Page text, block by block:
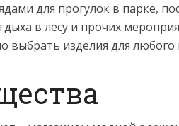
для прогулок в парке,
в лесу и прочих
выбрать изделия для любого